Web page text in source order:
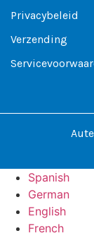
Privacybeleid
Verzending
Spanish
German
English
French